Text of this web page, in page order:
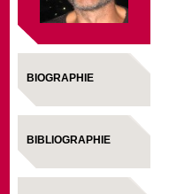
BIOGRAPHIE
BIBLIOGRAPHIE